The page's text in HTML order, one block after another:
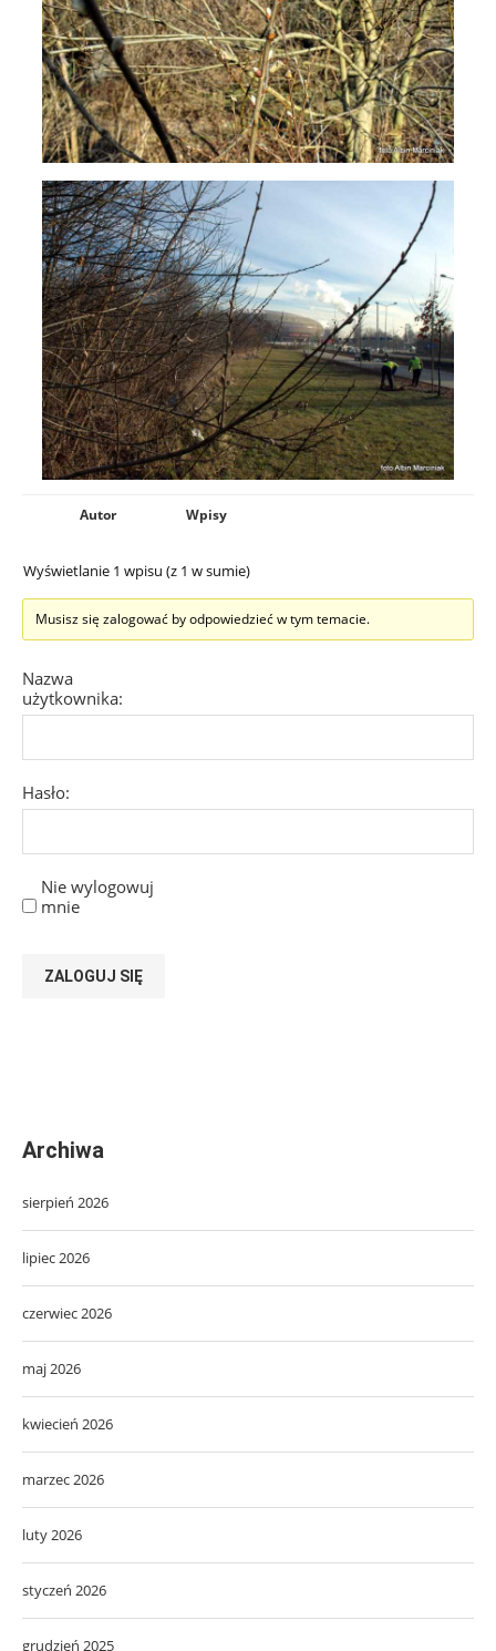
Autor Wpisy
Wyświetlanie 1 wpisu (z 1 w sumie)
Musisz się zalogować by odpowiedzieć w tym temacie.
Nazwa
użytkownika:
Hasło:
Nie wylogowuj
mnie
ZALOGUJ SIĘ
Archiwa
sierpień 2026
lipiec 2026
czerwiec 2026
maj 2026
kwiecień 2026
marzec 2026
luty 2026
styczeń 2026
grudzień 2025